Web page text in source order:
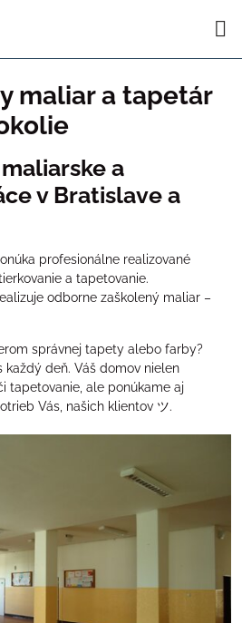
maliar a tapetár
a
v Bratislave a
profesionálne realizované
a tapetovanie.
odborne zaškolený maliar –
správnej tapety alebo farby?
každý deň. Váš domov nielen
tapetovanie, ale ponúkame aj
Vás, našich klientov ツ.